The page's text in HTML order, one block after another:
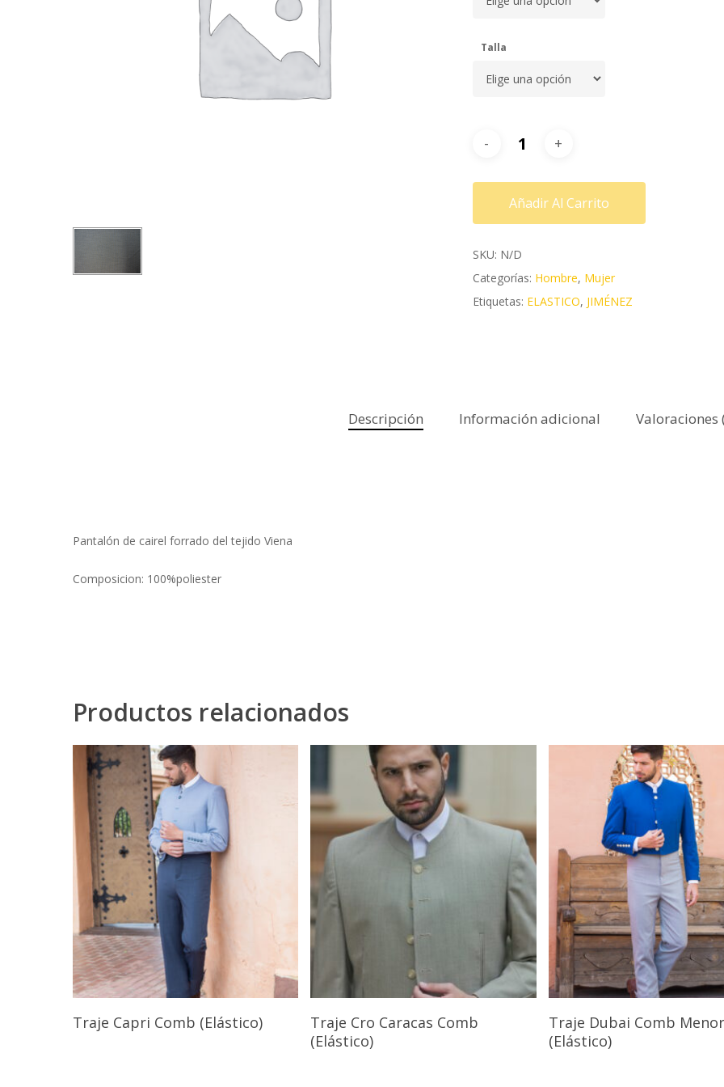
Talla
Añadir Al Carrito
SKU: N/D
Categorías: Hombre, Mujer
Etiquetas: ELASTICO, JIMÉNEZ
Descripción Información adicional Valoraciones
Pantalón de cairel forrado del tejido Viena
Composicion: 100%poliester
Productos relacionados
Seleccionar Opciones
Traje Capri Comb (Elástico) Seleccionar Opciones
Traje Cro Caracas Comb
(Elástico)
Seleccionar
Traje Dubai Comb
(Elástico)